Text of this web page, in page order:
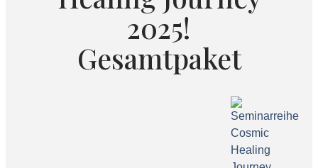
2025!
Gesamtpaket